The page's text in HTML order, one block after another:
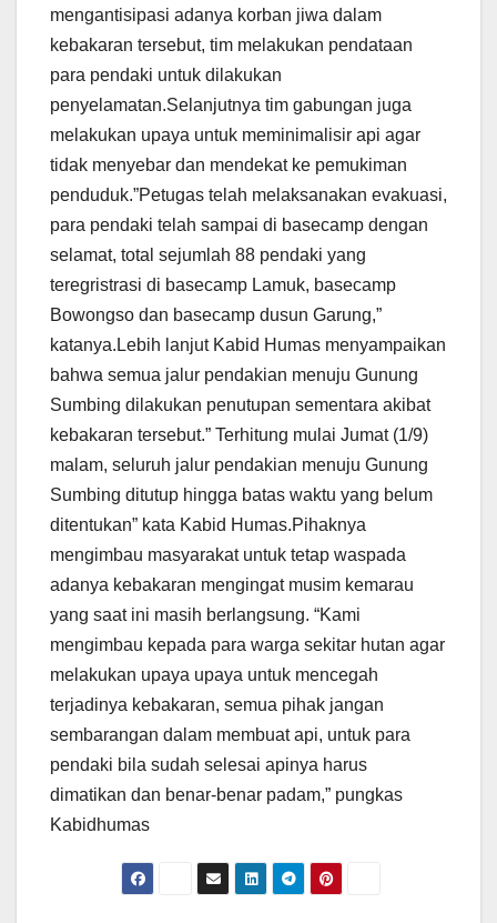
mengantisipasi adanya korban jiwa dalam
kebakaran tersebut, tim melakukan pendataan
para pendaki untuk dilakukan
penyelamatan.Selanjutnya tim gabungan juga
melakukan upaya untuk meminimalisir api agar
tidak menyebar dan mendekat ke pemukiman
penduduk.”Petugas telah melaksanakan evakuasi,
para pendaki telah sampai di basecamp dengan
selamat, total sejumlah 88 pendaki yang
teregristrasi di basecamp Lamuk, basecamp
Bowongso dan basecamp dusun Garung,”
katanya.Lebih lanjut Kabid Humas menyampaikan
bahwa semua jalur pendakian menuju Gunung
Sumbing dilakukan penutupan sementara akibat
kebakaran tersebut.” Terhitung mulai Jumat (1/9)
malam, seluruh jalur pendakian menuju Gunung
Sumbing ditutup hingga batas waktu yang belum
ditentukan” kata Kabid Humas.Pihaknya
mengimbau masyarakat untuk tetap waspada
adanya kebakaran mengingat musim kemarau
yang saat ini masih berlangsung. “Kami
mengimbau kepada para warga sekitar hutan agar
melakukan upaya upaya untuk mencegah
terjadinya kebakaran, semua pihak jangan
sembarangan dalam membuat api, untuk para
pendaki bila sudah selesai apinya harus
dimatikan dan benar-benar padam,” pungkas
Kabidhumas